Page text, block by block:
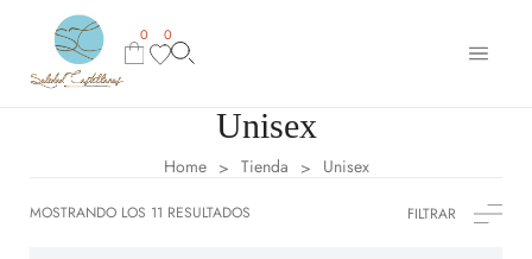
0 0
Unisex
Home > Tienda > Unisex
MOSTRANDO LOS 11 RESULTADOS FILTRAR